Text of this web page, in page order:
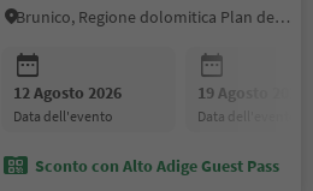
Haidenberg
Brunico, Regione dolomitica Plan de Corones
12 Agosto 2026
data dell'evento
19 Agosto 2026
data dell'evento
Sconto con Alto Adige Guest Pass